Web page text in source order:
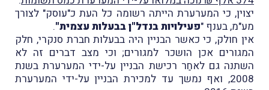
יצוין, כי המערערת הייתה רשומה כל העת כ"עוסק" לצורך
מע"מ, בענף "פעילויות בנדל"ן בבעלות עצמית".
אין חולק, כי כאשר הבניין היה בבעלות חברת סנקרי, חלק
המגורים אכן הושכר למגורים; וכי מצב דברים זה לא
השתנה גם לאחַר רכישת הבניין על-ידי המערערת בשנת
2008, ואף נמשך עד למכירת הבניין על-ידי המערערת